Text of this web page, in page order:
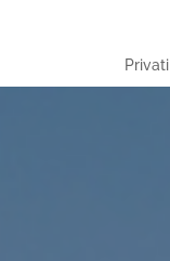
Privati